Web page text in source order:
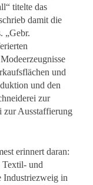
titelte das
damit die
„Gebr.
und
und den
zur
zur Ausstaffierung
erinnert daran:
Textil- und
Industriezweig in